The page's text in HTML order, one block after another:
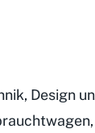
Design